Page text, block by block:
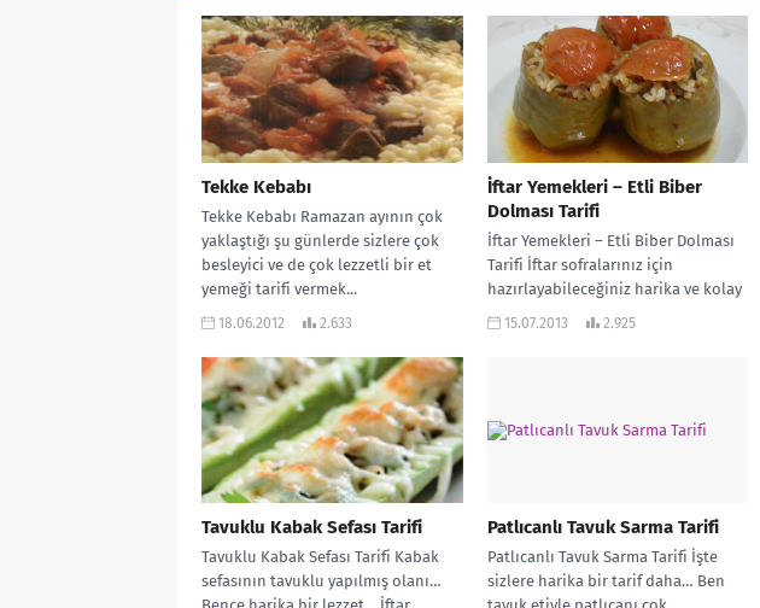
Tekke Kebabı
Tekke Kebabı Ramazan ayının çok
yaklaştığı şu günlerde sizlere çok
besleyici ve de çok lezzetli bir et
yemeği tarifi vermek...
18.06.2012 2.633
İftar Yemekleri – Etli Biber
Dolması Tarifi
İftar Yemekleri – Etli Biber Dolması
Tarifi İftar sofralarınız için
hazırlayabileceğiniz harika ve kolay
bir tarif. Dolma dendiğinde de en...
15.07.2013 2.925
Tavuklu Kabak Sefası Tarifi
Tavuklu Kabak Sefası Tarifi Kabak
sefasının tavuklu yapılmış olanı…
Patlıcanlı Tavuk Sarma Tarifi
Patlıcanlı Tavuk Sarma Tarifi İşte
sizlere harika bir tarif daha… Ben